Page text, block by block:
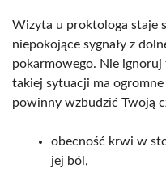
Wizyta u proktologa staje
niepokojące sygnały z
pokarmowego. Nie
takiej sytuacji ma ogromne
powinny wzbudzić Twoją
obecność krwi w
jej ból,